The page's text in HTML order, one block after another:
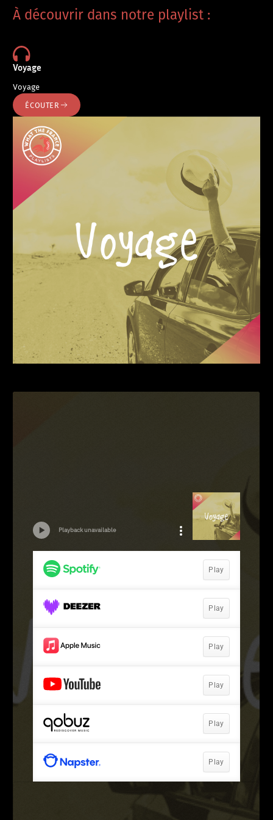
À découvrir dans notre playlist :
Voyage
Voyage
ÉCOUTER